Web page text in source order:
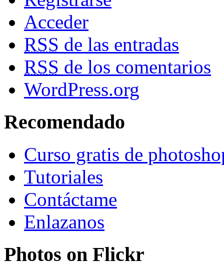
Acceder
RSS de las entradas
RSS de los comentarios
WordPress.org
Recomendado
Curso gratis de
Tutoriales
Contáctame
Enlazanos
Photos on Flickr